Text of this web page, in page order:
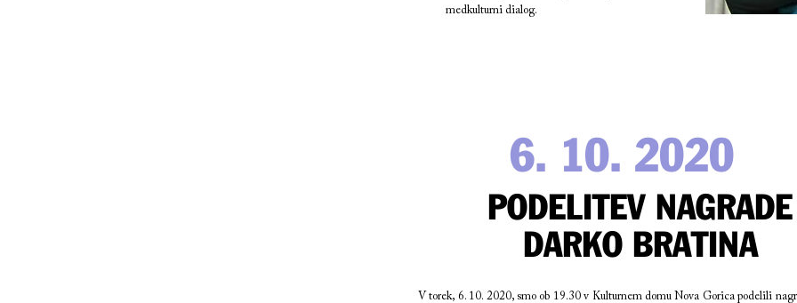
medkulturni dialog.
6. 10. 2020
PODELITEV NAGRADE
DARKO BRATINA
V torek, 6. 10. 2020, smo ob 19.30 v Kulturnem domu Nova Gorica podelili